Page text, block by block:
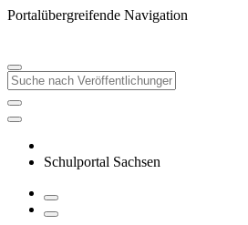
Portalübergreifende Navigation
Schulportal Sachsen